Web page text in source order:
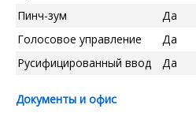
Пинч-зум
Да
Голосовое управление
Да
Русифицированный ввод
Да
Документы и офис